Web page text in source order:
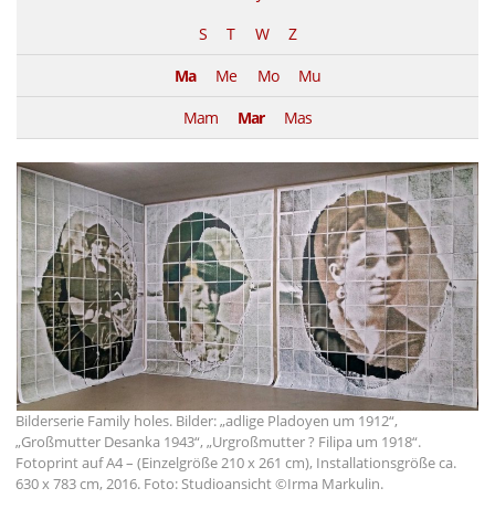
S
T W
Z
Ma
Me Mo
Mu
Mam
Mar Mas
Bilderserie Family holes. Bilder: „adlige Pladoyen um 1912“,
„Großmutter Desanka 1943“, „Urgroßmutter ? Filipa um 1918“.
Fotoprint auf A4 – (Einzelgröße 210 x 261 cm), Installationsgröße ca.
630 x 783 cm, 2016. Foto: Studioansicht ©Irma Markulin.